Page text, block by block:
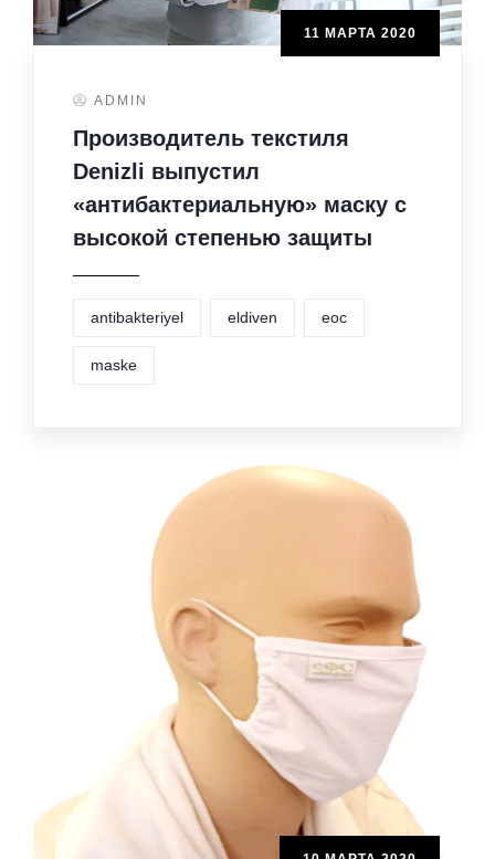
11 МАРТА 2020
ADMIN
Производитель текстиля
Denizli выпустил
«антибактериальную» маску с
высокой степенью защиты
antibakteriyel eldiven eoc
maske